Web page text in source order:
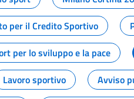
per il Credito Sportivo
per lo sviluppo e la pace
Lavoro sportivo Avviso